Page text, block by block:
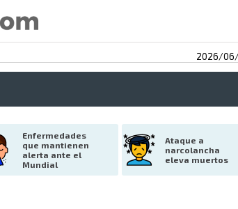
2026/
Enfermedades
que mantienen
alerta ante el
Mundial
Ataque a
narcolancha
eleva muertos